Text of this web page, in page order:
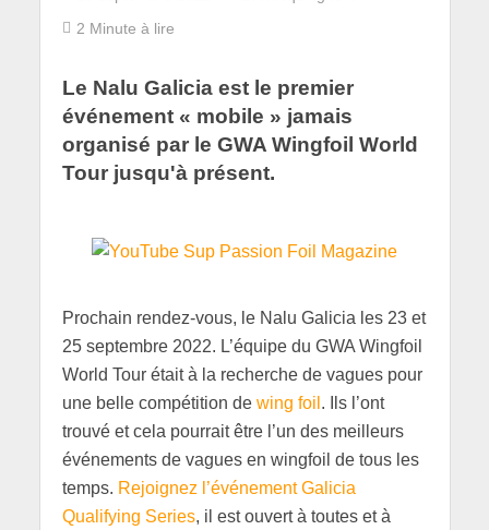
2 Minute à lire
Le Nalu Galicia est le premier
événement « mobile » jamais
organisé par le GWA Wingfoil World
Tour jusqu'à présent.
Prochain rendez-vous, le Nalu Galicia les 23 et
25 septembre 2022. L’équipe du GWA Wingfoil
World Tour était à la recherche de vagues pour
une belle compétition de wing foil . Ils l’ont
trouvé et cela pourrait être l’un des meilleurs
événements de vagues en wingfoil de tous les
temps. Rejoignez l’événement Galicia
Qualifying Series, il est ouvert à toutes et à